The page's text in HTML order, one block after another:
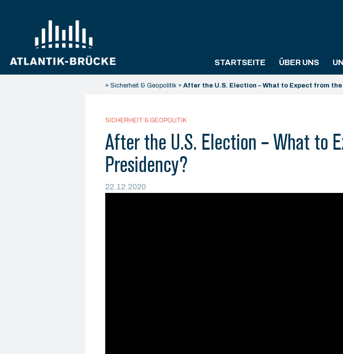
STARTSEITE ÜBER UNS
» Sicherheit & Geopolitik » After the U.S. Election – What to Expect from
SICHERHEIT & GEOPOLITIK
After the U.S. Election – What to
Presidency?
22.12.2020